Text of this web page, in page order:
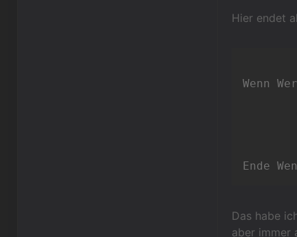
Hier endet
Wenn
Das habe
aber immer